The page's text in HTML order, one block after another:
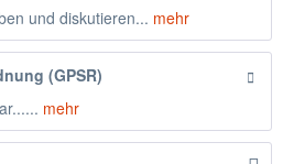
und diskutieren... mehr
(GPSR)
mehr